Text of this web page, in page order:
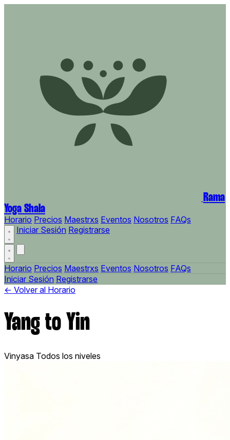
Rama
Yoga Shala
Horario Precios Maestrxs Eventos Nosotros FAQs
Iniciar Sesión Registrarse
Horario Precios Maestrxs Eventos Nosotros FAQs
Iniciar Sesión Registrarse
← Volver al Horario
Yang to Yin
Vinyasa Todos los niveles